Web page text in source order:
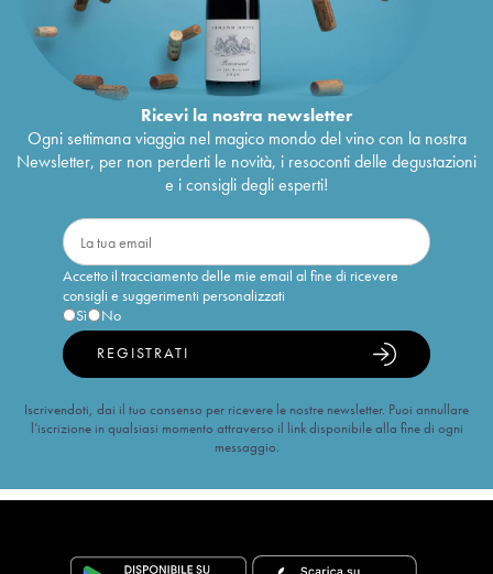
Ricevi la nostra newsletter
Ogni settimana viaggia nel magico mondo del vino con la nostra
Newsletter, per non perderti le novità, i resoconti delle degustazioni
e i consigli degli esperti!
Accetto il tracciamento delle mie email al fine di ricevere
consigli e suggerimenti personalizzati
Sì
No
REGISTRATI
Iscrivendoti, dai il tuo consenso per ricevere le nostre newsletter. Puoi annullare
l’iscrizione in qualsiasi momento attraverso il link disponibile alla fine di ogni
messaggio.